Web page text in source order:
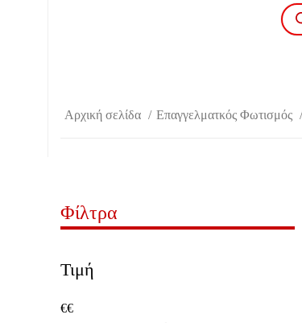
Αρχική σελίδα Επαγγελματκός Φωτισμός
Φίλτρα
Τιμή
€€